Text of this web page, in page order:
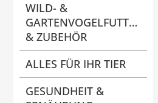
WILD- &
GARTENVOGELFUTTER
& ZUBEHÖR
ALLES FÜR IHR TIER
GESUNDHEIT &